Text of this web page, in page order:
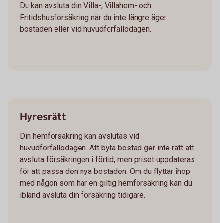
Du kan avsluta din Villa-, Villahem- och
Fritidshusförsäkring när du inte längre äger
bostaden eller vid huvudförfallodagen.
Hyresrätt
Din hemförsäkring kan avslutas vid
huvudförfallodagen. Att byta bostad ger inte rätt att
avsluta försäkringen i förtid, men priset uppdateras
för att passa den nya bostaden. Om du flyttar ihop
med någon som har en giltig hemförsäkring kan du
ibland avsluta din försäkring tidigare.